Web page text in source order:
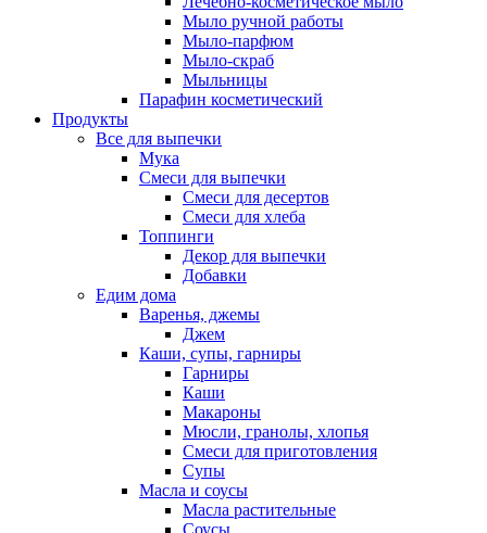
Мыло ручной работы
Мыло-парфюм
Мыло-скраб
Мыльницы
Парафин косметический
Продукты
Все для выпечки
Мука
Смеси для выпечки
Смеси для десертов
Смеси для хлеба
Топпинги
Декор для выпечки
Добавки
Едим дома
Варенья, джемы
Джем
Каши, супы, гарниры
Гарниры
Каши
Макароны
Мюсли, гранолы, хлопья
Смеси для приготовления
Супы
Масла и соусы
Масла растительные
Соусы